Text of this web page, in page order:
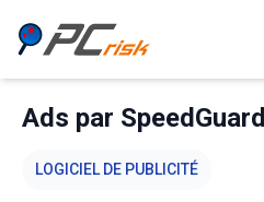
Ads par SpeedGuard
LOGICIEL DE PUBLICITÉ